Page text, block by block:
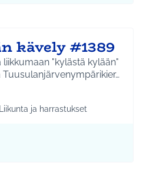
kävely #1389
"kylästä kylään"
Etelä-Tuusulan kylät
tulokset teeman mukaan:
Liikunta ja harrastukset